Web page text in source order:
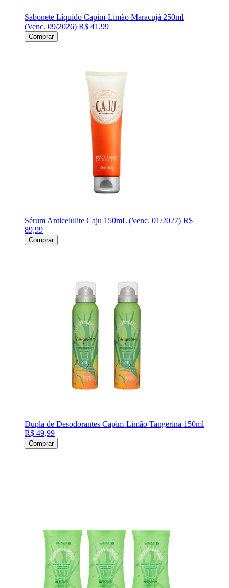
Sabonete Líquido Capim-Limão Maracujá 250ml
(Venc. 09/2026) R$ 41,99
Comprar
Sérum Anticelulite Caju 150mL (Venc. 01/2027) R$
89,99
Comprar
Dupla de Desodorantes Capim-Limão Tangerina 150ml
R$ 49,99
Comprar